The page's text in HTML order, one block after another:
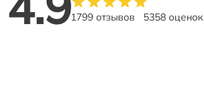
1799 отзывов 5358 оценок